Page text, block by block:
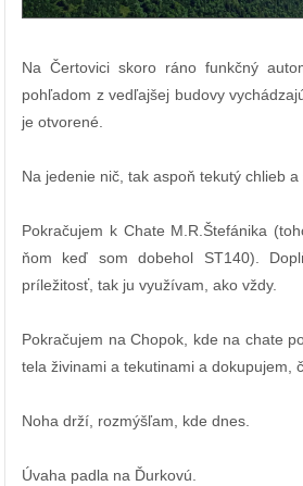
Na Čertovici skoro ráno funkčný
pohľadom z vedľajšej budovy
je otvorené.
Na jedenie nič, tak aspoň tekutý chlieb
Pokračujem k Chate M.R.Štefánika
ňom keď som dobehol ST140).
príležitosť, tak ju využívam, ako vždy.
Pokračujem na Chopok, kde na chate
tela živinami a tekutinami a dokupujem,
Noha drží, rozmýšľam, kde dnes.
Úvaha padla na Ďurkovú.